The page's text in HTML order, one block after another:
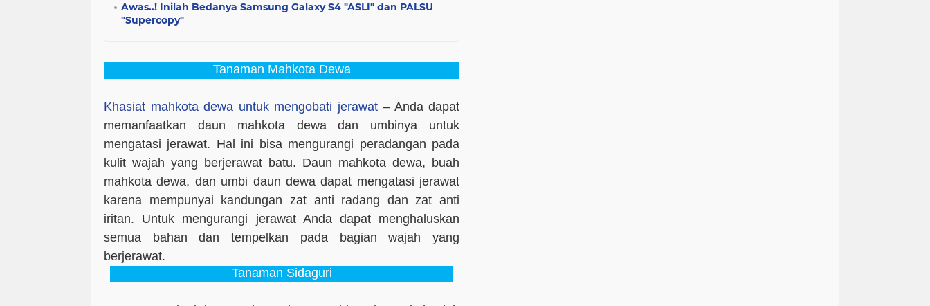
Awas..! Inilah Bedanya Samsung Galaxy S4 "ASLI" dan PALSU
"Supercopy"
Tanaman Mahkota Dewa
Khasiat mahkota dewa untuk mengobati jerawat– Anda dapat
memanfaatkan daun mahkota dewa dan umbinya untuk
mengatasi jerawat. Hal ini bisa mengurangi peradangan pada
kulit wajah yang berjerawat batu. Daun mahkota dewa, buah
mahkota dewa, dan umbi daun dewa dapat mengatasi jerawat
karena mempunyai kandungan zat anti radang dan zat anti
iritan. Untuk mengurangi jerawat Anda dapat menghaluskan
semua bahan dan tempelkan pada bagian wajah yang
berjerawat.
Tanaman Sidaguri